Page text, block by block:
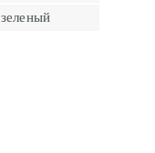
зеленый